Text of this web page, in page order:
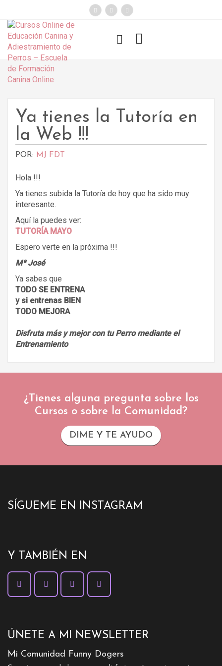
Funny Dogs
Ya tienes la Tutoría en
la Web !!!
POR: MJ FDT
Hola !!!
Ya tienes subida la Tutoría de hoy que ha sido muy
interesante.
Aquí la puedes ver:
TUTORÍA MAYO
Espero verte en la próxima !!!
Mª José
Ya sabes que
TODO SE ENTRENA
y si entrenas BIEN
TODO MEJORA
Disfruta más y mejor con tu Perro mediante el
Entrenamiento
¿Tienes alguna pregunta sobre los
Cursos o sobre la Comunidad?
DIME Y TE AYUDO
SÍGUEME EN INSTAGRAM
Y TAMBIÉN EN
ÚNETE A MI NEWSLETTER
Mi Comunidad Funny Dogers